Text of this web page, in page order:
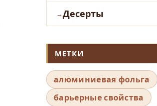
Десерты
МЕТКИ
алюминиевая фольга
барьерные свойства